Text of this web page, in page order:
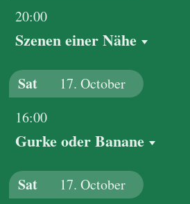
20:00
Szenen einer Nähe
Sat 17. October
16:00
Gurke oder Banane
Sat 17. October